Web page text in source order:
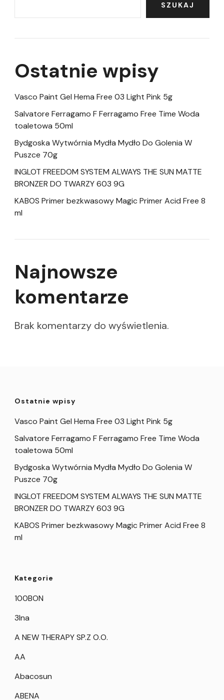
SZUKAJ
Ostatnie wpisy
Vasco Paint Gel Hema Free 03 Light Pink 5g
Salvatore Ferragamo F Ferragamo Free Time Woda
toaletowa 50ml
Bydgoska Wytwórnia Mydła Mydło Do Golenia W
Puszce 70g
INGLOT FREEDOM SYSTEM ALWAYS THE SUN MATTE
BRONZER DO TWARZY 603 9G
KABOS Primer bezkwasowy Magic Primer Acid Free 8
ml
Najnowsze
komentarze
Brak komentarzy do wyświetlenia.
Ostatnie wpisy
Vasco Paint Gel Hema Free 03 Light Pink 5g
Salvatore Ferragamo F Ferragamo Free Time Woda
toaletowa 50ml
Bydgoska Wytwórnia Mydła Mydło Do Golenia W
Puszce 70g
INGLOT FREEDOM SYSTEM ALWAYS THE SUN MATTE
BRONZER DO TWARZY 603 9G
KABOS Primer bezkwasowy Magic Primer Acid Free 8
ml
Kategorie
100BON
3Ina
A NEW THERAPY SP.Z O.O.
AA
Abacosun
ABENA